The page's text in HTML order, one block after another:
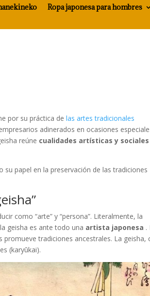
Ropa japonesa para hombres
por su práctica delas artes tradicionales
adinerados en ocasiones
reúne cualidades artísticas y sociales
papel en la preservación de las tradiciones
como “arte” y “persona”. Literalmente, la
geisha es ante todo una artista japonesa .
tradiciones ancestrales. La geisha,
(karyūkai).